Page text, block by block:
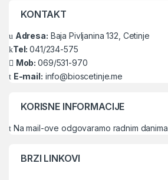
KONTAKT
Adresa: Baja Pivljanina 132, Cetinje
Tel:041/234-575
Mob:069/531-970
E-mail: info@bioscetinje.me
KORISNE INFORMACIJE
Na mail-ove odgovaramo radnim danima
BRZI LINKOVI